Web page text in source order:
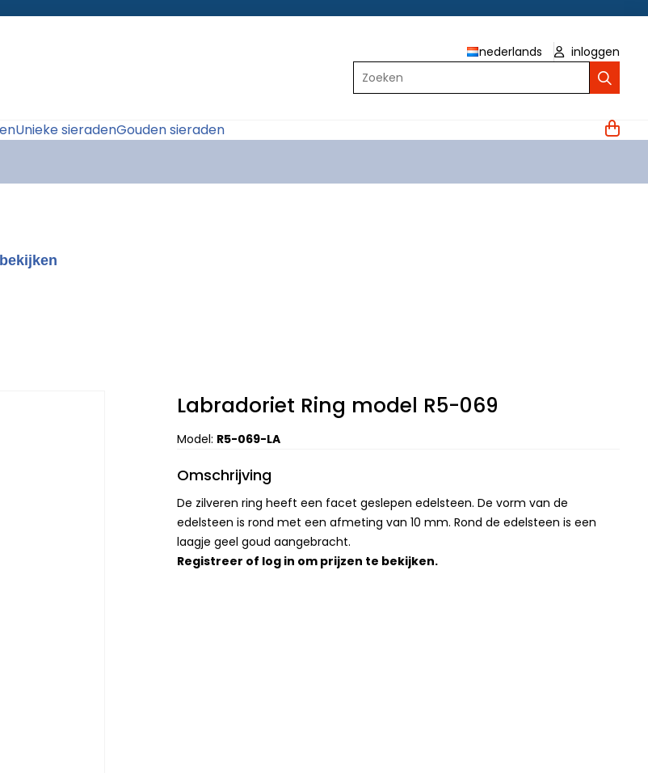
nederlands
inloggen
Zoeken
Unieke sieradenGouden sieraden
Labradoriet Ring model R5-069
Model: R5-069-LA
Omschrijving
De zilveren ring heeft een facet geslepen edelsteen. De vorm van de
edelsteen is rond met een afmeting van 10 mm. Rond de edelsteen is een
laagje geel goud aangebracht.
Registreer of log in om prijzen te bekijken.